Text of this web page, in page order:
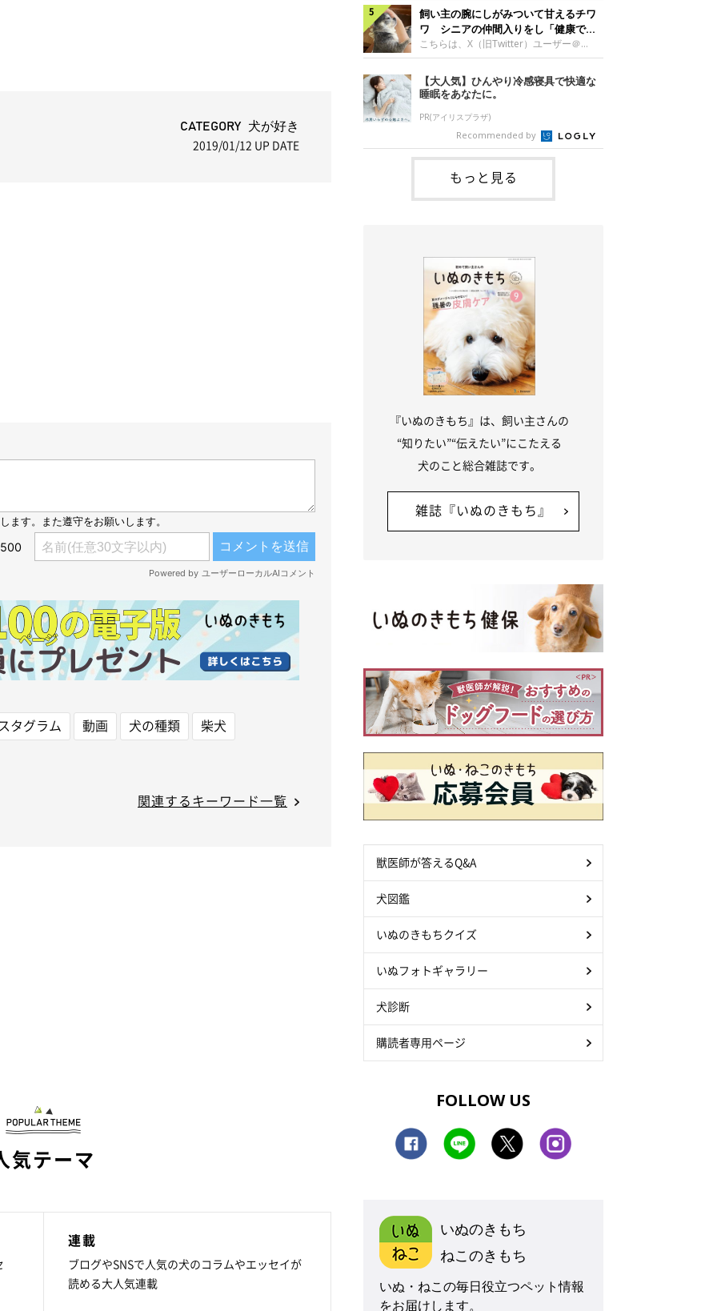
CATEGORY 犬が好き
2019/01/12 UP DATE
タグラム 動画 犬の種類 柴犬
関連するキーワード一覧
気テーマ
連載
ブログやSNSで人気の犬のコラムやエッセイが
読める大人気連載
族と一緒におもちゃで遊んでいました。た
くさん遊んで疲れたのか、その後は眠り始
めたそうです。眠るなっちゃん。
@Pkndg_
影）。@mika_Jimmy紹介するのは、X（旧
Twitter）ユーザー@mika_Jimmyさんの愛
犬・小次郎くん（撮影時5才）。こちら
は、飼い主さんの妹さんと一緒に散歩をし
日、飼い主さんは実家から自宅へ帰る途
中、妹さんと公園で待ち合わせ
だったことを一つひとつ克服し、家族に寄
り添う姿を見せています。お迎え当日、ケ
ージの隅で不安そうにお迎え当日のシルビ
アちゃん。@nemonemotos今回紹介する
のは、X（旧Twitter）ユーザー
@nemonemotosさんの愛犬・シルビアち
ゃん（撮影当時、生後推定2カ月）。飼い
主さんが「#最初に撮った一枚」として投
稿した写真には、ケージの隅で不安そうな
表情を浮かべるシルビアちゃんの姿が写っ
ていました。こちらは、保護犬だったシル
飼い主の腕にしがみついて甘えるチワ
ワ シニアの仲間入りをし「健康で穏
やかな暮らしが続いてほしい」と願う
こちらは、X（旧Twitter）ユーザー＠
kotubusuke617さんが投稿した写真。写
っているのは、愛犬でチワワのつぶしゃん
（本名：こつぶちゃん）です。飼い主さん
の腕にしがみつくつぶしゃん（撮影時6
才）＠kotubusuke617撮影当時の状況に
ついて伺うと、飼い主さんはこう教えてく
れました。飼い主さん： 「ある休日のこ
とです。私がソファに座った途端にひざの
上にのってきたので、そのままなでながら
テレビを見ていたのですが、微動だにしな
いので気になって見てみると、腕にしがみ
【大人気】ひんやり冷感寝具で快適な
睡眠をあなたに。
PR(アイリスプラザ)
Recommended by
もっと見る
『いぬのきもち』は、飼い主さんの
“知りたい”“伝えたい”にこたえる
犬のこと総合雑誌です。
雑誌『いぬのきもち』
獣医師が答えるQ&A
犬図鑑
いぬのきもちクイズ
いぬフォトギャラリー
犬診断
購読者専用ページ
FOLLOW US
いぬのきもち
ねこのきもち
いぬ・ねこの毎日役立つペット情報
をお届けします。